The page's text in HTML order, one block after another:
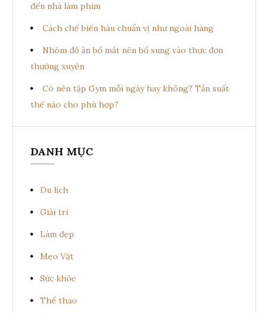
đến nhà làm phim
Cách chế biến hàu chuẩn vị như ngoài hàng
Nhóm đồ ăn bổ mắt nên bổ sung vào thực đơn
thường xuyên
Có nên tập Gym mỗi ngày hay không? Tần suất
thế nào cho phù hợp?
DANH MỤC
Du lịch
Giải trí
Làm đẹp
Mẹo Vặt
Sức khỏe
Thể thao